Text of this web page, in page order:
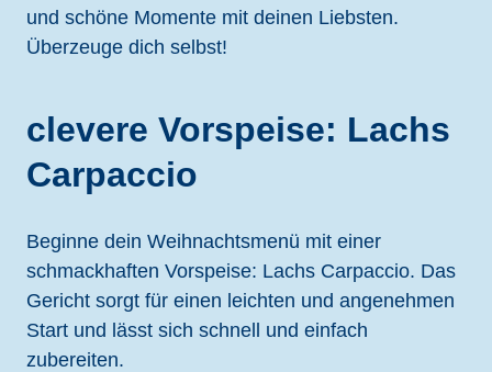
und schöne Momente mit deinen Liebsten.
Überzeuge dich selbst!
clevere Vorspeise: Lachs
Carpaccio
Beginne dein Weihnachtsmenü mit einer
schmackhaften Vorspeise: Lachs Carpaccio. Das
Gericht sorgt für einen leichten und angenehmen
Start und lässt sich schnell und einfach
zubereiten.